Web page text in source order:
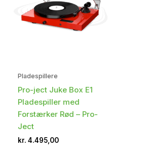
Pladespillere
Pro-ject Juke Box E1
Pladespiller med
Forstærker Rød – Pro-
Ject
kr. 4.495,00